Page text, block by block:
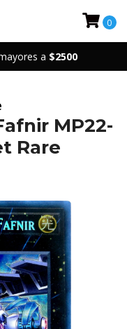
a $2500
0
MP22-
Rare